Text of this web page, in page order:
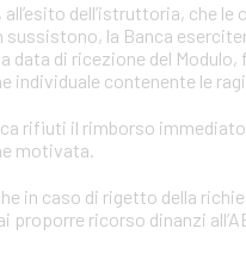
all’esito dell’istruttoria, che
sussistono, la Banca
data di ricezione del
individuale contenente le
rifiuti il rimborso
motivata.
in caso di rigetto della
proporre ricorso dinanzi